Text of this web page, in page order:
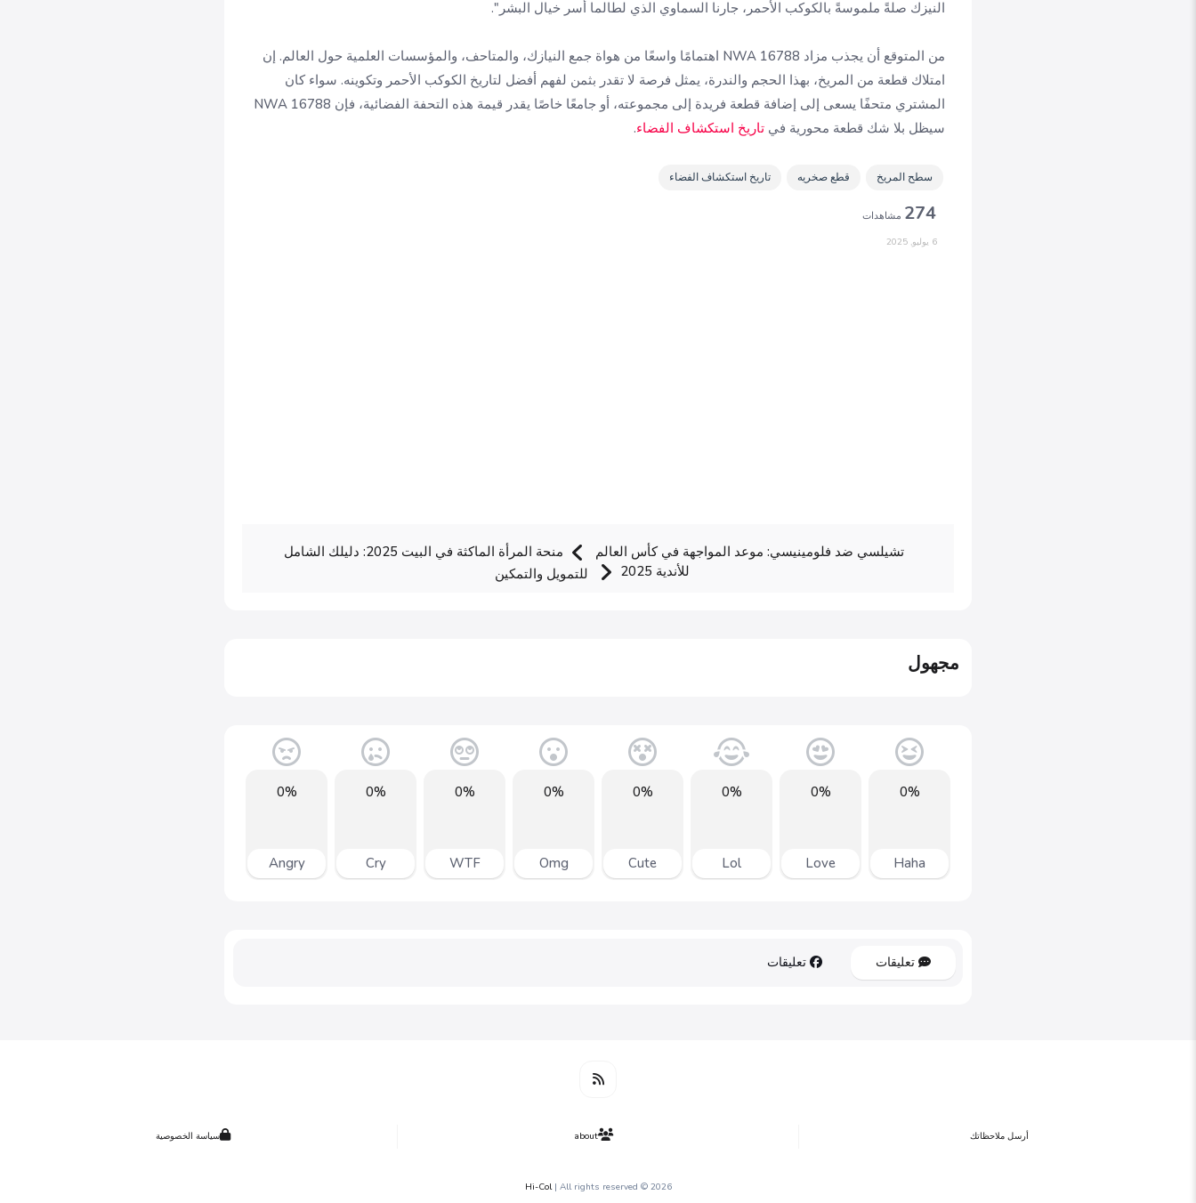
النيزك صلةً ملموسةً بالكوكب الأحمر، جارنا السماوي الذي لطالما أسر خيال البشر".
من المتوقع أن يجذب مزاد NWA 16788 اهتمامًا واسعًا من هواة جمع النيازك، والمتاحف، والمؤسسات العلمية حول العالم. إن
امتلاك قطعة من المريخ، بهذا الحجم والندرة، يمثل فرصة لا تقدر بثمن لفهم أفضل لتاريخ الكوكب الأحمر وتكوينه. سواء كان
المشتري متحفًا يسعى إلى إضافة قطعة فريدة إلى مجموعته، أو جامعًا خاصًا يقدر قيمة هذه التحفة الفضائية، فإن NWA 16788
سيظل بلا شك قطعة محورية في تاريخ استكشاف الفضاء.
سطح المريخ قطع صخريه تاريخ استكشاف الفضاء
274 مشاهدات
6 يوليو, 2025
منحة المرأة الماكثة في البيت 2025: دليلك الشامل
للتمويل والتمكين
تشيلسي ضد فلومينيسي: موعد المواجهة في كأس العالم
للأندية 2025
مجهول
0%
Haha
0%
Love
0%
Lol
0%
Cute
0%
Omg
0%
WTF
0%
Cry
0%
Angry
تعليقات تعليقات
أرسل ملاحظاتك about سياسة الخصوصية
2026 ©
Hi-Col| All rights reserved